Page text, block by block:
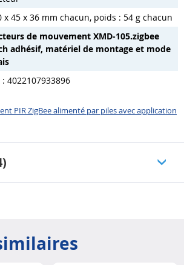
x 45 x 36 mm chacun, poids : 54 g chacun
de mouvement XMD-105.zigbee
adhésif, matériel de montage et mode
4022107933896
PIR ZigBee alimenté par piles avec application